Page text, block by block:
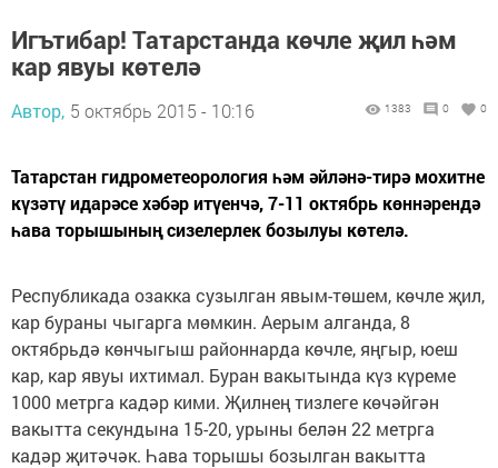
Игътибар! Татарстанда көчле җил һәм
кар явуы көтелә
Автор, 5 октябрь 2015 - 10:16 1383 0 0
Татарстан гидрометеорология һәм әйләнә-тирә мохитне
күзәтү идарәсе хәбәр итүенчә, 7-11 октябрь көннәрендә
һава торышының сизелерлек бозылуы көтелә.
Республикада озакка сузылган явым-төшем, көчле җил,
кар бураны чыгарга мөмкин. Аерым алганда, 8
октябрьдә көнчыгыш районнарда көчле, яңгыр, юеш
кар, кар явуы ихтимал. Буран вакытында күз күреме
1000 метрга кадәр кими. Җилнең тизлеге көчәйгән
вакытта секундына 15-20, урыны белән 22 метрга
кадәр җитәчәк. Һава торышы бозылган вакытта